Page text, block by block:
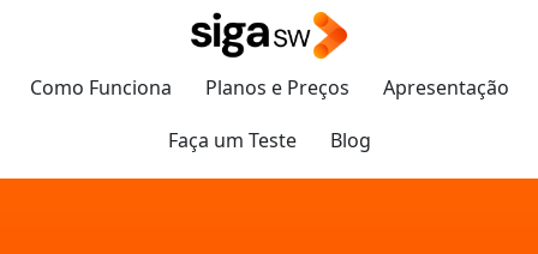
Como Funciona Planos e Preços
Apresentação
Faça um Teste
Blog